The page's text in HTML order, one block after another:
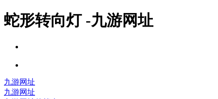
蛇形转向灯 -九游网址
九游网址
九游网址